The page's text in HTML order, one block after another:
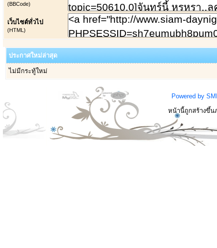
(BBCode)
เว็บไซต์ทั่วไป
(HTML)
ประกาศใหม่ล่าสุด
ไม่มีกระทู้ใหม่
Powered by
หน้านี้ถูกสร้างขึ้น